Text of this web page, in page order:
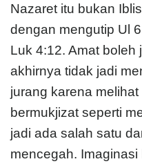
Nazaret itu bukan
dengan mengutip Ul
Luk 4:12. Amat boleh
akhirnya tidak jadi
jurang karena
bermukjizat seperti
jadi ada salah satu
mencegah.